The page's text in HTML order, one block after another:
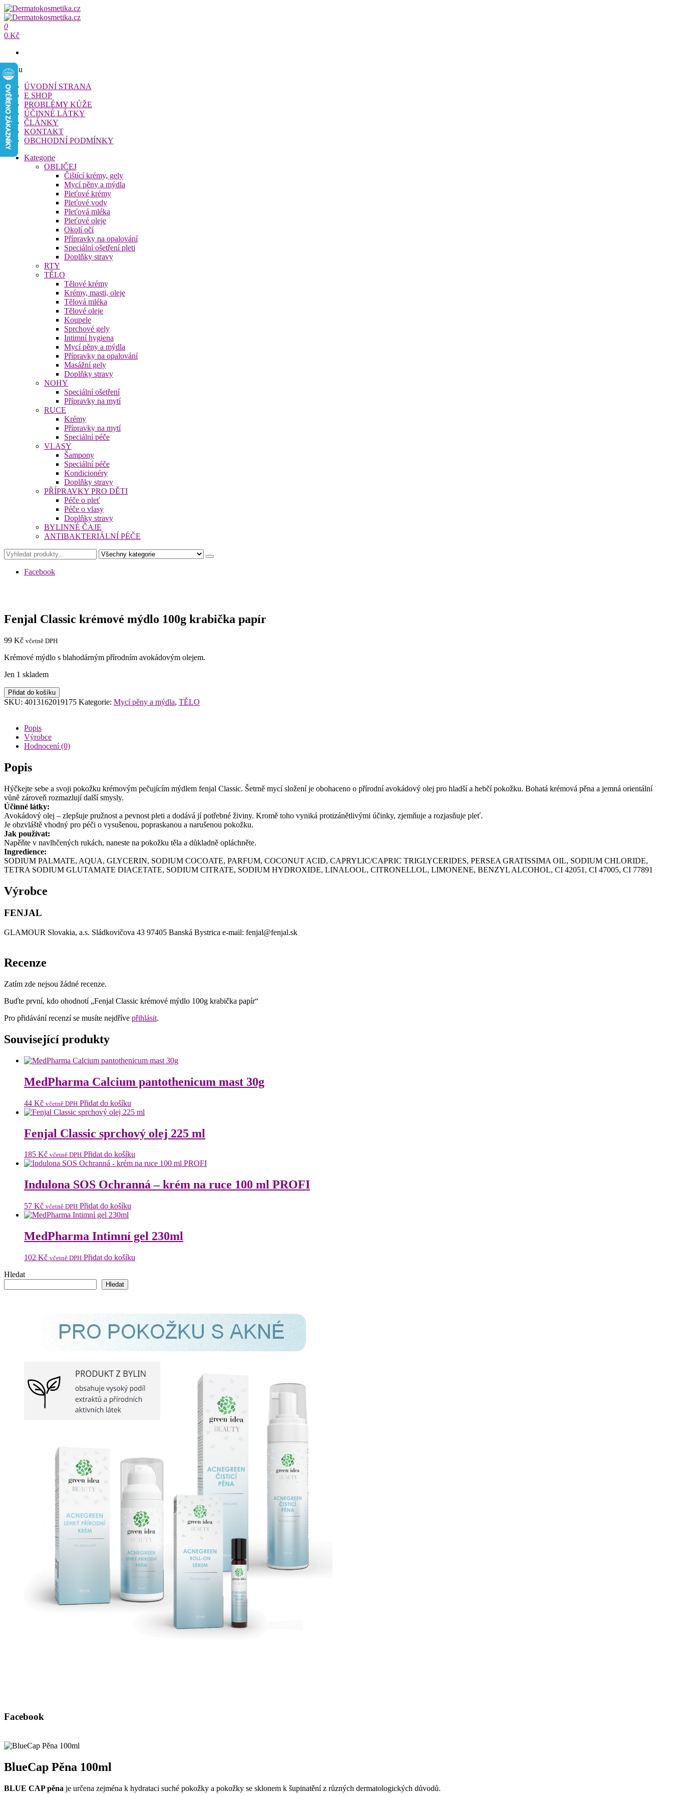
Přeskočit
na
obsah
Dermatokosmetika.cz
Dermatokosmetika.cz
0
0 Kč
Menu
ÚVODNÍ STRANA
E SHOP
PROBLÉMY KŮŽE
ÚČINNÉ LÁTKY
ČLÁNKY
KONTAKT
OBCHODNÍ PODMÍNKY
Kategorie
OBLIČEJ
Čištící krémy, gely
Mycí pěny a mýdla
Pleťové krémy
Pleťové vody
Pleťová mléka
Pleťové oleje
Okolí očí
Přípravky na opalování
Speciální ošetření pleti
Doplňky stravy
RTY
TĚLO
Tělové krémy
Krémy, masti, oleje
Tělová mléka
Tělové oleje
Koupele
Sprchové gely
Intimní hygiena
Mycí pěny a mýdla
Přípravky na opalování
Masážní gely
Doplňky stravy
NOHY
Speciální ošetření
Přípravky na mytí
RUCE
Krémy
Přípravky na mytí
Speciální péče
VLASY
Šampony
Speciální péče
Kondicionéry
Doplňky stravy
PŘÍPRAVKY PRO DĚTI
Péče o pleť
Péče o vlasy
Doplňky stravy
BYLINNÉ ČAJE
ANTIBAKTERIÁLNÍ PÉČE
Facebook
Fenjal Classic krémové mýdlo 100g krabička papír
99 Kč včetně DPH
Krémové mýdlo s blahodárným přírodním avokádovým olejem.
Jen 1 skladem
Fenjal
Classic
100g
krabička
papír
Přidat do košíku
SKU: 4013162019175 Kategorie: Mycí pěny a mýdla, TĚLO
Popis
Výrobce
Hodnocení (0)
Popis
Hýčkejte sebe a svoji pokožku krémovým pečujícím mýdlem fenjal Classic. Šetrně mycí složení je obohaceno o přírodní avokádový olej pro hladší a hebčí pokožku. Bohatá krémová pěna a jemná orientální
vůně zároveň rozmazlují další smysly.
Účinné látky:
Avokádový olej – zlepšuje pružnost a pevnost pleti a dodává jí potřebné živiny. Kromě toho vyniká protizánětlivými účinky, zjemňuje a rozjasňuje pleť.
Je obzvláště vhodný pro péči o vysušenou, popraskanou a narušenou pokožku.
Jak používat:
Napěňte v navlhčených rukách, naneste na pokožku těla a důkladně opláchněte.
Ingredience:
SODIUM PALMATE, AQUA, GLYCERIN, SODIUM COCOATE, PARFUM, COCONUT ACID, CAPRYLIC/CAPRIC TRIGLYCERIDES, PERSEA GRATISSIMA OIL, SODIUM CHLORIDE,
TETRA SODIUM GLUTAMATE DIACETATE, SODIUM CITRATE, SODIUM HYDROXIDE, LINALOOL, CITRONELLOL, LIMONENE, BENZYL ALCOHOL, CI 42051, CI 47005, CI 77891
Výrobce
FENJAL
GLAMOUR Slovakia, a.s. Sládkovičova 43 97405 Banská Bystrica e-mail: fenjal@fenjal.sk
Recenze
Zatím zde nejsou žádné recenze.
Buďte první, kdo ohodnotí „Fenjal Classic krémové mýdlo 100g krabička papír“
Pro přidávání recenzí se musíte nejdříve přihlásit.
Související produkty
MedPharma Calcium pantothenicum mast 30g
44 Kč včetně DPH Přidat do košíku
Fenjal Classic sprchový olej 225 ml
185 Kč včetně DPH Přidat do košíku
Indulona SOS Ochranná – krém na ruce 100 ml PROFI
57 Kč včetně DPH Přidat do košíku
MedPharma Intimní gel 230ml
102 Kč včetně DPH Přidat do košíku
Hledat
Hledat
Facebook
BlueCap Pěna 100ml
BLUE CAP pěna je určena zejména k hydrataci suché pokožky a pokožky se sklonem k šupinatění z různých dermatologických důvodů.